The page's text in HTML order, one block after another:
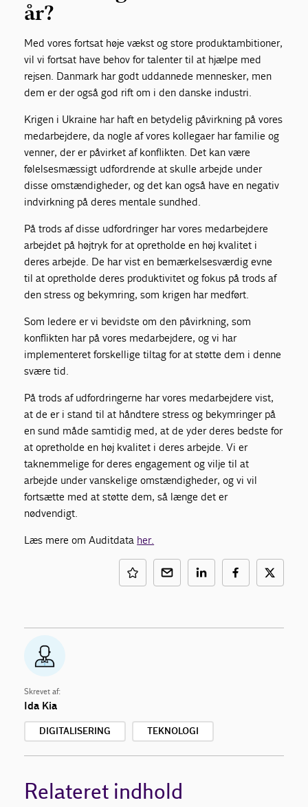
år?
Med vores fortsat høje vækst og store produktambitioner,
vil vi fortsat have behov for talenter til at hjælpe med
rejsen. Danmark har godt uddannede mennesker, men
dem er der også god rift om i den danske industri.
Krigen i Ukraine har haft en betydelig påvirkning på vores
medarbejdere, da nogle af vores kollegaer har familie og
venner, der er påvirket af konflikten. Det kan være
følelsesmæssigt udfordrende at skulle arbejde under
disse omstændigheder, og det kan også have en negativ
indvirkning på deres mentale sundhed.
På trods af disse udfordringer har vores medarbejdere
arbejdet på højtryk for at opretholde en høj kvalitet i
deres arbejde. De har vist en bemærkelsesværdig evne
til at opretholde deres produktivitet og fokus på trods af
den stress og bekymring, som krigen har medført.
Som ledere er vi bevidste om den påvirkning, som
konflikten har på vores medarbejdere, og vi har
implementeret forskellige tiltag for at støtte dem i denne
svære tid.
På trods af udfordringerne har vores medarbejdere vist,
at de er i stand til at håndtere stress og bekymringer på
en sund måde samtidig med, at de yder deres bedste for
at opretholde en høj kvalitet i deres arbejde. Vi er
taknemmelige for deres engagement og vilje til at
arbejde under vanskelige omstændigheder, og vi vil
fortsætte med at støtte dem, så længe det er
nødvendigt.
Læs mere om Auditdata her.
Skrevet af:
Ida Kia
DIGITALISERING TEKNOLOGI
Relateret indhold